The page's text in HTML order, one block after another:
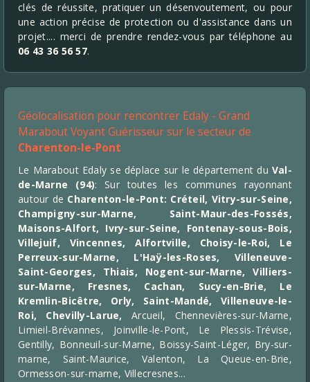
clés de réussite, pratiquer un désenvoutement, ou pour
une action précise de protection ou d'assistance dans un
projet.... merci de prendre rendez-vous par téléphone au
06 43 36 56 57.
Géolocalisation pour rencontrer Edaly - Grand
Marabout Voyant Guérisseur sur le secteur de
Charenton-le-Pont
Le Marabout Edaly se déplace sur le département du Val-
de-Marne
(94): Sur toutes les communes rayonnant
autour de Charenton-le-Pont: Créteil, Vitry-sur-Seine,
Champigny-sur-Marne, Saint-Maur-des-Fossés,
Maisons-Alfort, Ivry-sur-Seine, Fontenay-sous-Bois,
Villejuif, Vincennes,Alfortville, Choisy-le-Roi, Le
Perreux-sur-Marne, L'Haÿ-les-Roses, Villeneuve-
Saint-Georges, Thiais, Nogent-sur-Marne,Villiers-
sur-Marne, Fresnes, Cachan, Sucy-en-Brie, Le
Kremlin-Bicêtre, Orly, Saint-Mandé, Villeneuve-le-
Roi, Chevilly-Larue, Arcueil, Chennevières-sur-Marne,
Limieil-Brévannes, Joinville-le-Pont, Le Plessis-Trévise,
Gentilly, Bonneuil-sur-Marne, Boissy-Saint-Léger, Bry-sur-
marne, Saint-Maurice, Valenton, La Queue-en-Brie,
Ormesson-sur-marne, Villecresnes...